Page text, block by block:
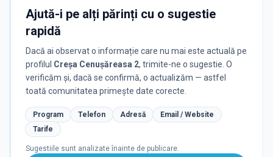
Ajută-i pe alți părinți cu o sugestie
rapidă
Dacă ai observat o informație care nu mai este actuală pe
profilul Creșa Cenușăreasa 2, trimite-ne o sugestie. O
verificăm și, dacă se confirmă, o actualizăm — astfel
toată comunitatea primește date corecte.
Program Telefon Adresă
Email / Website
Tarife
Sugestiile sunt analizate înainte de publicare.